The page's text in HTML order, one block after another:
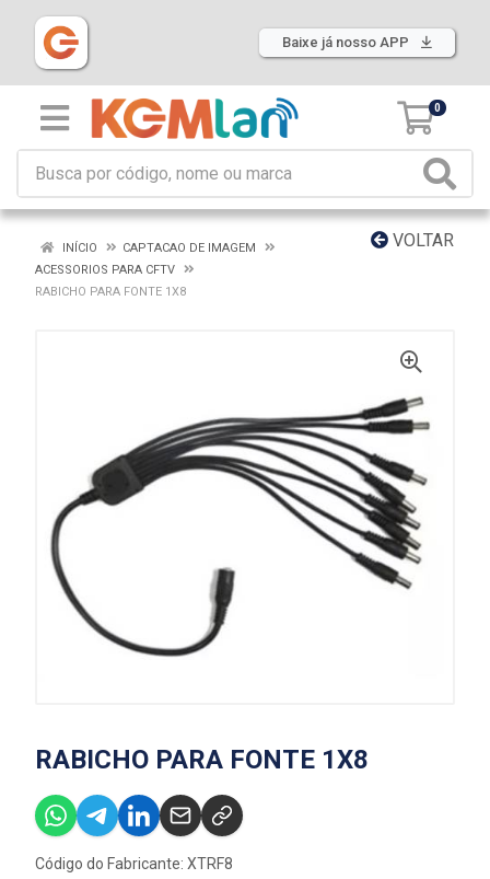
Baixe já nosso APP
0
VOLTAR
INÍCIO
CAPTACAO DE IMAGEM
ACESSORIOS PARA CFTV
RABICHO PARA FONTE 1X8
RABICHO PARA FONTE 1X8
Código do Fabricante: XTRF8